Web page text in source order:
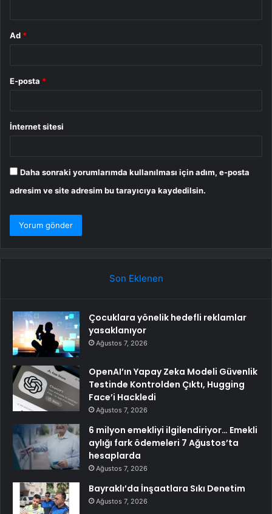
Ad *
E-posta *
İnternet sitesi
Daha sonraki yorumlarımda kullanılması için adım, e-posta
adresim ve site adresim bu tarayıcıya kaydedilsin.
Son Eklenen
Çocuklara yönelik hedefli reklamlar
yasaklanıyor
Ağustos 7, 2026
OpenAI’ın Yapay Zeka Modeli Güvenlik
Testinde Kontrolden Çıktı, Hugging
Face’i Hackledi
Ağustos 7, 2026
6 milyon emekliyi ilgilendiriyor… Emekli
aylığı fark ödemeleri 7 Ağustos’ta
hesaplarda
Ağustos 7, 2026
Bayraklı’da İnşaatlara Sıkı Denetim
Ağustos 7, 2026